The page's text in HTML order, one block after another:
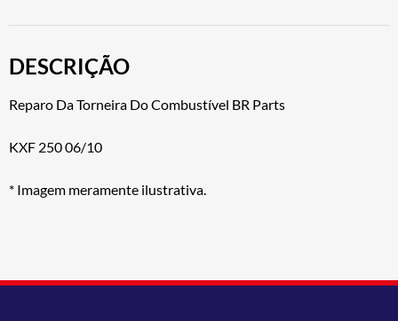
DESCRIÇÃO
Reparo Da Torneira Do Combustível BR Parts
KXF 250 06/10
* Imagem meramente ilustrativa.